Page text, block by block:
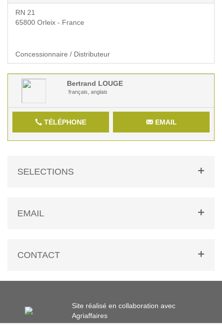
RN 21
65800 Orleix - France
Concessionnaire / Distributeur
Bertrand LOUGE
français, anglais
TÉLÉPHONE EMAIL
SELECTIONS
EMAIL
CONTACT
Site réalisé en collaboration avec
Agriaffaires